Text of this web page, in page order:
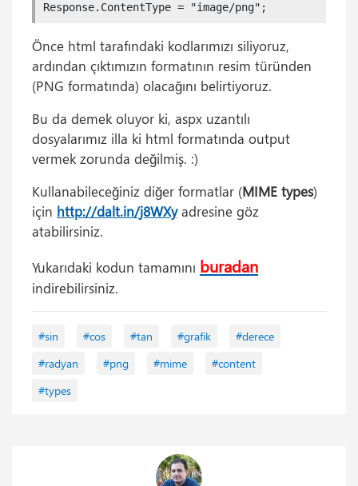
Response.ContentType = "image/png";
Önce html tarafındaki kodlarımızı siliyoruz,
ardından çıktımızın formatının resim türünden
(PNG formatında) olacağını belirtiyoruz.
Bu da demek oluyor ki, aspx uzantılı
dosyalarımız illa ki html formatında output
vermek zorunda değilmiş. :)
Kullanabileceğiniz diğer formatlar (MIME types)
için http://dalt.in/j8WXyadresine göz
atabilirsiniz.
Yukarıdaki kodun tamamını buradan
indirebilirsiniz.
#sin #cos #tan #grafik
#derece
#radyan
#png #mime
#content
#types